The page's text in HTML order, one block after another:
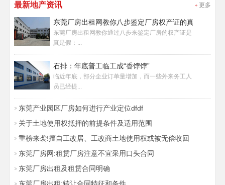
最新地产资讯 更多
东莞厂房出租网教你八步鉴定厂房权产证的真假
东莞厂房出租网教你通过八步来鉴定厂房的权产证是
真是假：...
石排：年底普工临工成“香饽饽”
临近年底，部分企业订单量增加，而一些外来务工人
员已经提...
东莞产业园区厂房如何进行产业定位dfdf
关于土地使用权抵押的前提条件及适用范围
重榜来袭!擅自工改居、工改商土地使用权或被无偿收回
东莞厂房网:租赁厂房注意不宜采用口头合同
东莞厂房出租及租赁合同明确